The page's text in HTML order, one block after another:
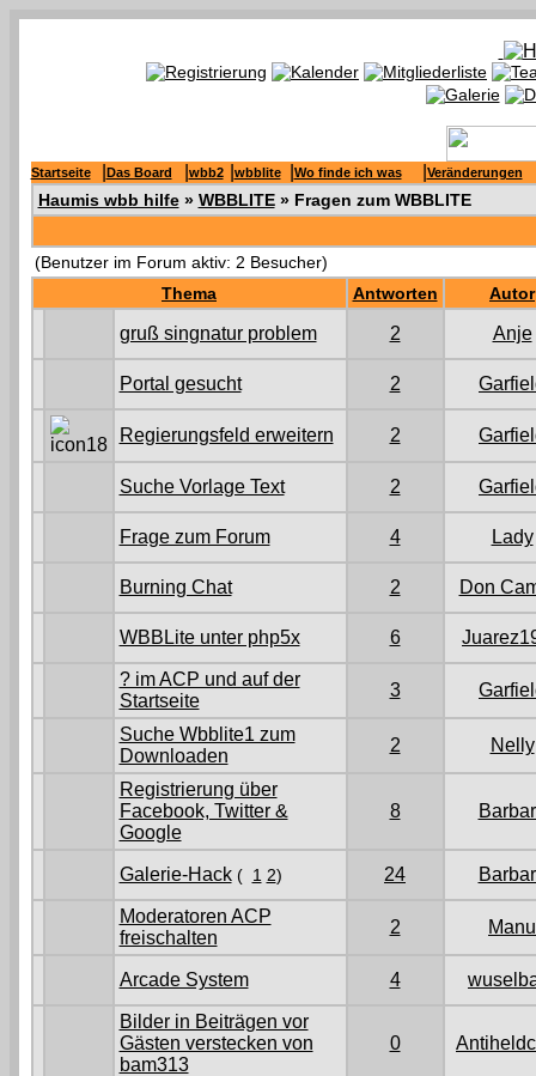
Startseite Das Board wbb2 wbblite Wo finde ich was Veränderungen
Haumis wbb hilfe» WBBLITE» Fragen zum WBBLITE
(Benutzer im Forum aktiv: 2 Besucher)
Thema
Antworten Autor
gruß singnatur problem 2 Anje
Portal gesucht 2
Regierungsfeld erweitern 2
Suche Vorlage Text 2
Frage zum Forum 4 Lady
Burning Chat 2 Don
WBBLite unter php5x 6
? im ACP und auf der
Startseite
3
Suche Wbblite1 zum
Downloaden
2 Nelly
Registrierung über
Facebook, Twitter &
Google
8
Galerie-Hack( 1 2) 24
Moderatoren ACP
freischalten
2 Manu
Arcade System 4
Bilder in Beiträgen vor
Gästen verstecken von
bam313
0